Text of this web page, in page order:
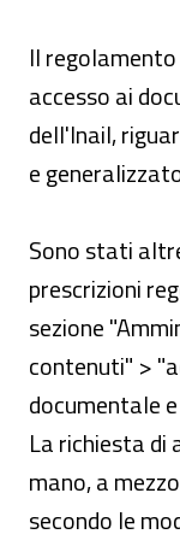
Il
accesso ai
dell'Inail,
e
Sono stati
prescrizioni
sezione
contenuti" >
documentale
La richiesta di
mano, a
secondo le